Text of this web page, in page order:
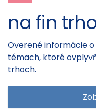
na fin
Overené informácie
témach, ktoré
trhoch.